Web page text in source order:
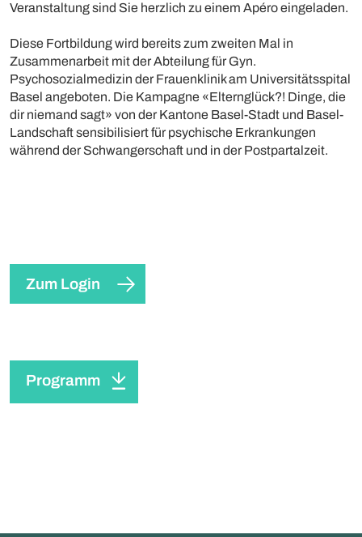
Veranstaltung sind Sie herzlich zu einem Apéro eingeladen.
Diese Fortbildung wird bereits zum zweiten Mal in
Zusammenarbeit mit der Abteilung für Gyn.
Psychosozialmedizin der Frauenklinik am Universitätsspital
Basel angeboten. Die Kampagne «Elternglück?! Dinge, die
dir niemand sagt» von der Kantone Basel-Stadt und Basel-
Landschaft sensibilisiert für psychische Erkrankungen
während der Schwangerschaft und in der Postpartalzeit.
Zum Login
Programm